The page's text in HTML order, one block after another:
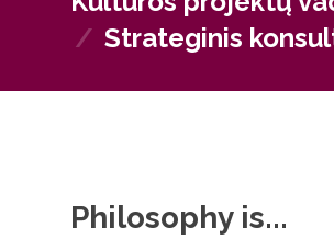
/ Strateginis
Philosophy is...